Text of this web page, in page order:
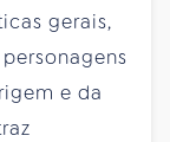
gerais,
e da